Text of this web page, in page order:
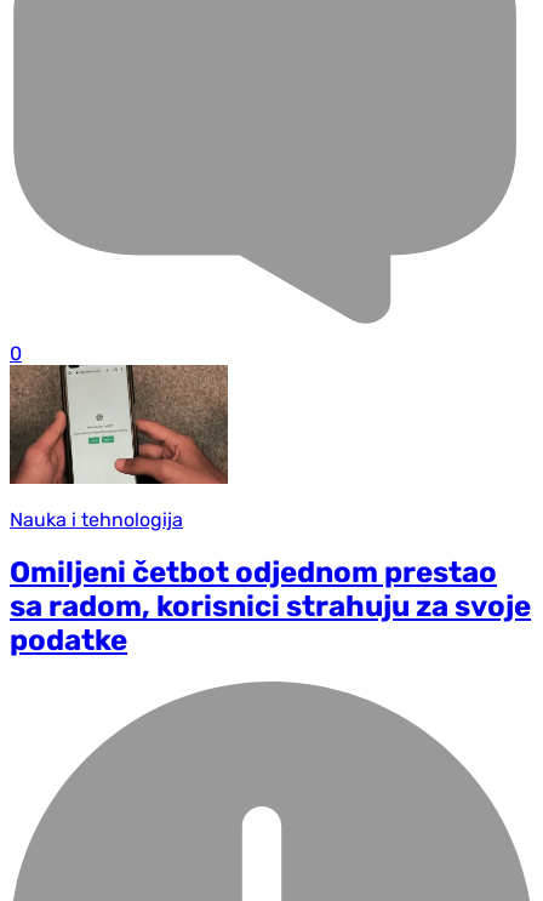
0
Nauka i tehnologija
Omiljeni četbot odjednom prestao
sa radom, korisnici strahuju za svoje
podatke